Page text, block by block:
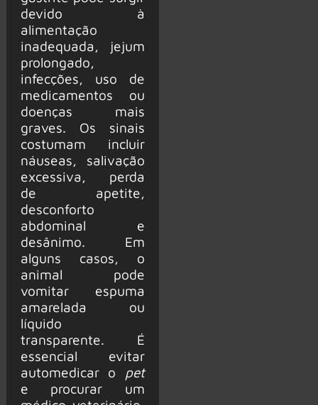
devido à
alimentação
inadequada, jejum
prolongado,
infecções, uso de
medicamentos ou
doenças mais
graves. Os sinais
costumam incluir
náuseas, salivação
excessiva, perda
de apetite,
desconforto
abdominal e
desânimo. Em
alguns casos, o
animal pode
vomitar espuma
amarelada ou
líquido
transparente. É
essencial evitar
automedicar o pet
e procurar um